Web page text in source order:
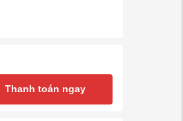
Thanh toán ngay